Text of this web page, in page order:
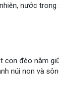
nước
con đèo nằm
núi non và